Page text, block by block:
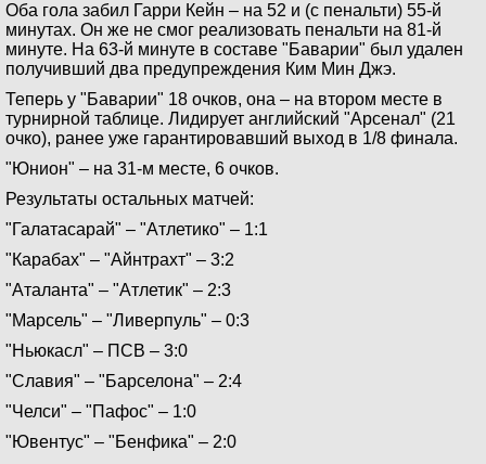
Оба гола забил Гарри Кейн – на 52 и (с пенальти) 55-й
минутах. Он же не смог реализовать пенальти на 81-й
минуте. На 63-й минуте в составе "Баварии" был удален
получивший два предупреждения Ким Мин Джэ.
Теперь у "Баварии" 18 очков, она – на втором месте в
турнирной таблице. Лидирует английский "Арсенал" (21
очко), ранее уже гарантировавший выход в 1/8 финала.
"Юнион" – на 31-м месте, 6 очков.
Результаты остальных матчей:
"Галатасарай" – "Атлетико" – 1:1
"Карабах" – "Айнтрахт" – 3:2
"Аталанта" – "Атлетик" – 2:3
"Марсель" – "Ливерпуль" – 0:3
"Ньюкасл" – ПСВ – 3:0
"Славия" – "Барселона" – 2:4
"Челси" – "Пафос" – 1:0
"Ювентус" – "Бенфика" – 2:0